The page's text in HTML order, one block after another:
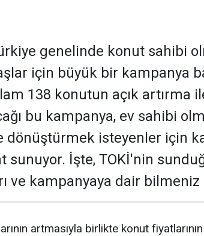
genelinde konut sahibi
için büyük bir kampanya
138 konutun açık artırma
bu kampanya, ev sahibi
dönüştürmek isteyenler için
sunuyor. İşte, TOKİ'nin
ve kampanyaya dair
artmasıyla birlikte konut